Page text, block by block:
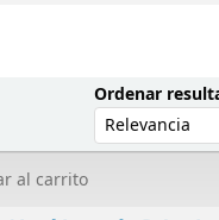
Ordenar
al carrito